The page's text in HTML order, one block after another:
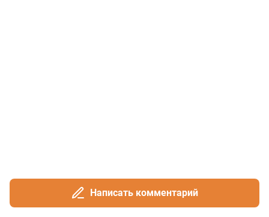
Написать комментарий